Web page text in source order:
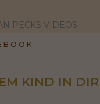
PECKS VIDEOS
KIND IN DIR